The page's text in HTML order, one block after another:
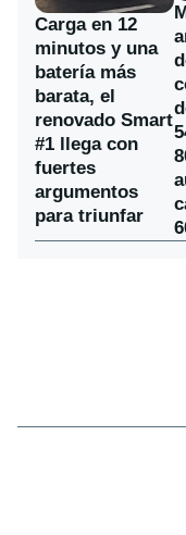
Carga en 12
minutos y una
batería más
barata, el
renovado Smart
#1 llega con
fuertes
argumentos
para triunfar